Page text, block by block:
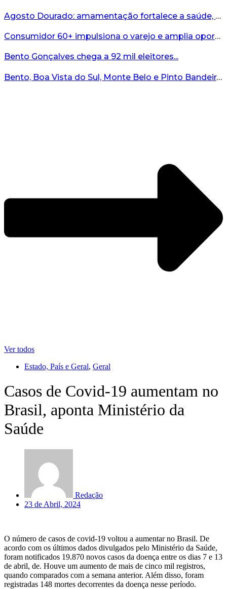
Agosto Dourado: amamentação fortalece a saúde, o desenvolvimento e os vínculos...
Consumidor 60+ impulsiona o varejo e amplia oportunidades para o comércio ...
Bento Gonçalves chega a 92 mil eleitores...
Bento, Boa Vista do Sul, Monte Belo e Pinto Bandeira registram quatro casos de abigeato este ano...
Ver todos
Estado, País e Geral, Geral
Casos de Covid-19 aumentam no
Brasil, aponta Ministério da
Saúde
Redação
23 de Abril, 2024
O número de casos de covid-19 voltou a aumentar no Brasil. De
acordo com os últimos dados divulgados pelo Ministério da Saúde,
foram notificados 19.870 novos casos da doença entre os dias 7 e 13
de abril, de. Houve um aumento de mais de cinco mil registros,
quando comparados com a semana anterior. Além disso, foram
registradas 148 mortes decorrentes da doença nesse período.